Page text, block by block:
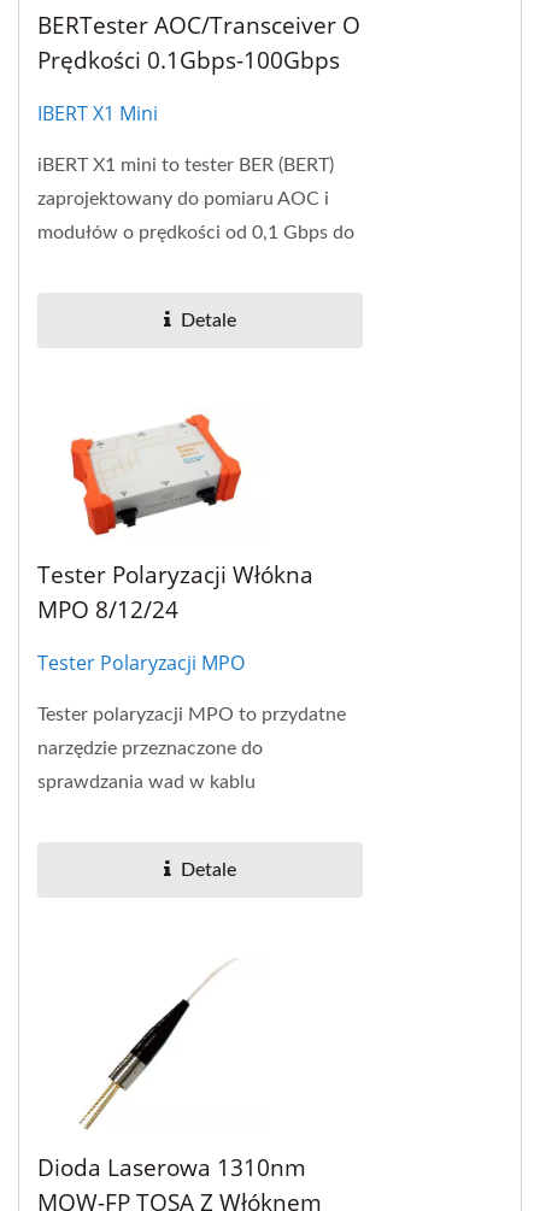
BERTester AOC/Transceiver O
Prędkości 0.1Gbps-100Gbps
IBERT X1 Mini
iBERT X1 mini to tester BER (BERT)
zaprojektowany do pomiaru AOC i
modułów o prędkości od 0,1 Gbps do
Detale
Tester Polaryzacji Włókna
MPO 8/12/24
Tester Polaryzacji MPO
Tester polaryzacji MPO to przydatne
narzędzie przeznaczone do
sprawdzania wad w kablu
Detale
Dioda Laserowa 1310nm
MQW-FP TOSA Z Włóknem